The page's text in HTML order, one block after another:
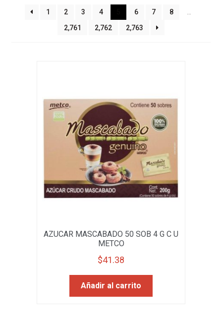
1
2 3 4 6 7 8
…
2,761
2,762 2,763
AZUCAR MASCABADO 50 SOB 4 G C U
METCO
$41.38
Añadir al carrito